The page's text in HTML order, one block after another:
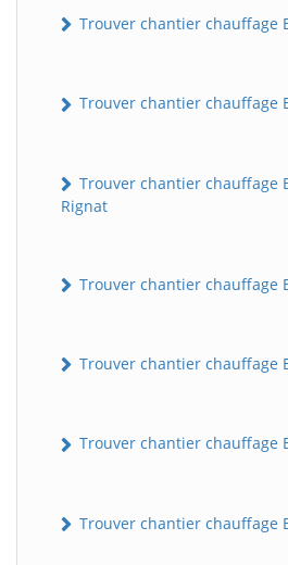
Trouver chantier chauffage
Trouver chantier chauffage
Trouver chantier chauffage
Rignat
Trouver chantier chauffage
Trouver chantier chauffage
Trouver chantier chauffage
Trouver chantier chauffage